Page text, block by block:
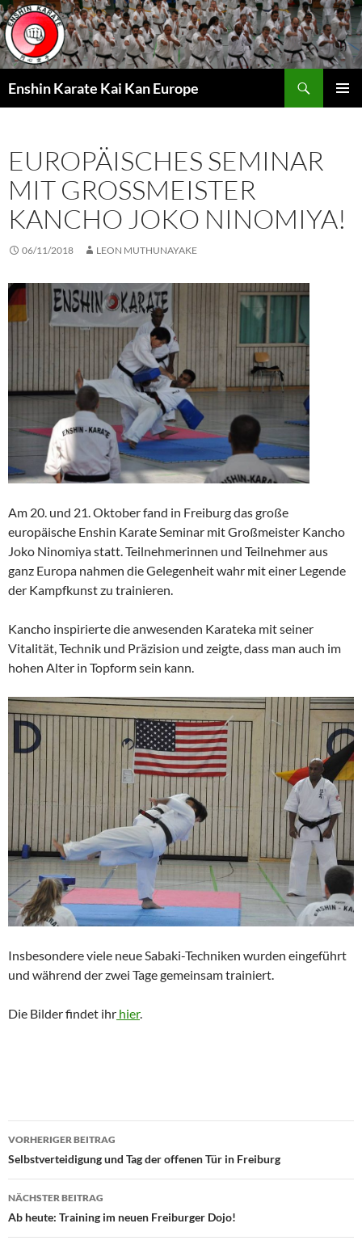
Zum
Inhalt
springen
Enshin Karate Kai Kan Europe
EUROPÄISCHES SEMINAR
MIT GROSSMEISTER K
ANCHO JOKO NINOMIYA!
06/11/2018 LEON MUTHUNAYAKE
Am 20. und 21. Oktober fand in Freiburg das große
europäische Enshin Karate Seminar mit Großmeister Kancho
Joko Ninomiya statt. Teilnehmerinnen und Teilnehmer aus
ganz Europa nahmen die Gelegenheit wahr mit einer Legende
der Kampfkunst zu trainieren.
Kancho inspirierte die anwesenden Karateka mit seiner
Vitalität, Technik und Präzision und zeigte, dass man auch im
hohen Alter in Topform sein kann.
Insbesondere viele neue Sabaki-Techniken wurden eingeführt
und während der zwei Tage gemeinsam trainiert.
Die Bilder findet ihr hier.
Beitragsnavigation
VORHERIGER BEITRAG
Selbstverteidigung und Tag der offenen Tür in Freiburg
NÄCHSTER BEITRAG
Ab heute: Training im neuen Freiburger Dojo!